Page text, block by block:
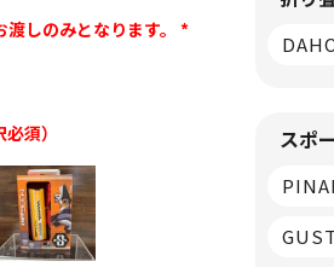
しのみとなります。 *
スポ